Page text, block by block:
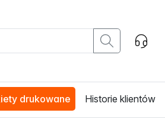
drukowane Historie klientów